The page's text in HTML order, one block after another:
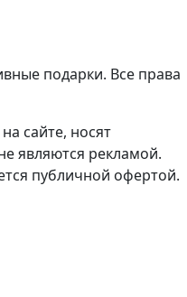
подарки. Все права
сайте, носят
являются рекламой.
публичной офертой.